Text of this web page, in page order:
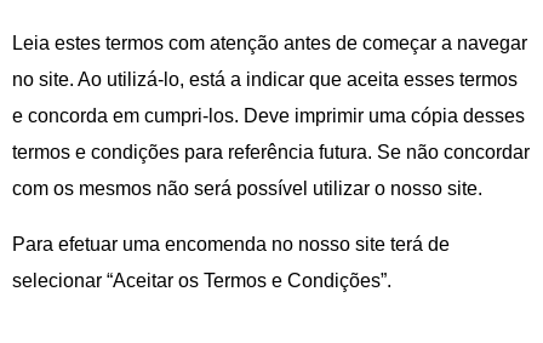
Leia estes termos com atenção antes de começar a navegar
no site. Ao utilizá-lo, está a indicar que aceita esses termos
e concorda em cumpri-los. Deve imprimir uma cópia desses
termos e condições para referência futura. Se não concordar
com os mesmos não será possível utilizar o nosso site.
Para efetuar uma encomenda no nosso site terá de
selecionar “Aceitar os Termos e Condições”.